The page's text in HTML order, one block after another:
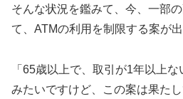
そんな状況を鑑みて、今、一部
て、ATMの利用を制限する案が
「65歳以上で、取引が1年以上
みたいですけど、この案は果た